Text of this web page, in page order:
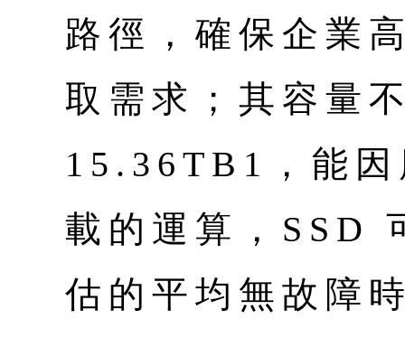
路徑，確保企業
取需求；其容量
15.36TB1，能
載的運算，SSD
估的平均無故障